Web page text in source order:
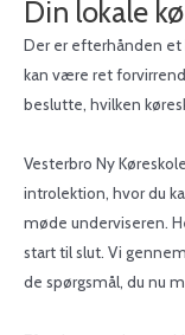
Din lokale
Der er efterhånden
kan være ret
beslutte, hvilken
Vesterbro Ny
introlektion, hvor du
møde underviseren.
start til slut. Vi
de spørgsmål, du nu